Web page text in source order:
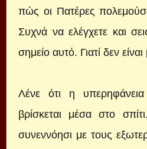
πώς οι Πατέρες
Συχνά να ελέγχετε και
σημείο αυτό. Γιατί δεν
Λένε ότι η
βρίσκεται μέσα στο
συνεννόησι με τους